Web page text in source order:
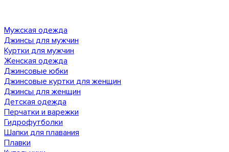
Мужская одежда
Джинсы для мужчин
Куртки для мужчин
Женская одежда
Джинсовые юбки
Джинсовые куртки для женщин
Джинсы для женщин
Детская одежда
Перчатки и варежки
Гидрофутболки
Шапки для плавания
Плавки